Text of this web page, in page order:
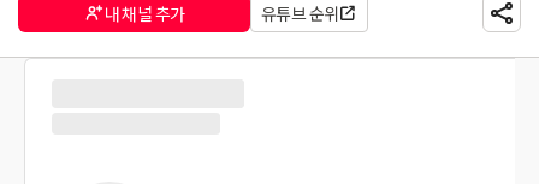
내 채널 추가 유튜브 순위